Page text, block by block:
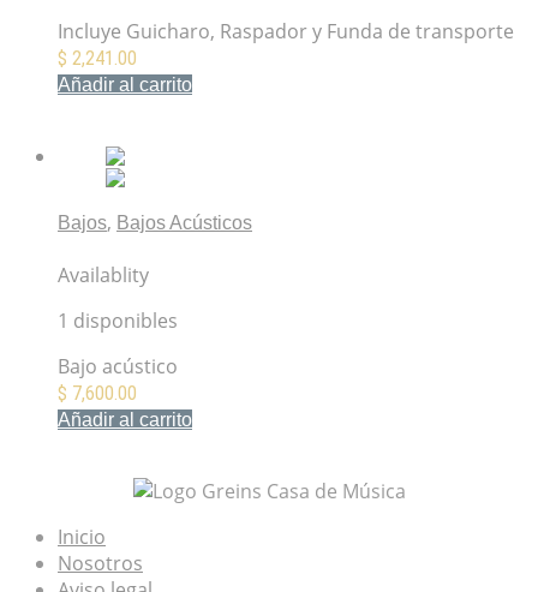
Incluye Guicharo, Raspador y Funda de transporte
$ 2,241.00
Añadir al carrito
Bajos, Bajos Acústicos
Availablity
1 disponibles
Bajo acústico
$ 7,600.00
Añadir al carrito
Inicio
Nosotros